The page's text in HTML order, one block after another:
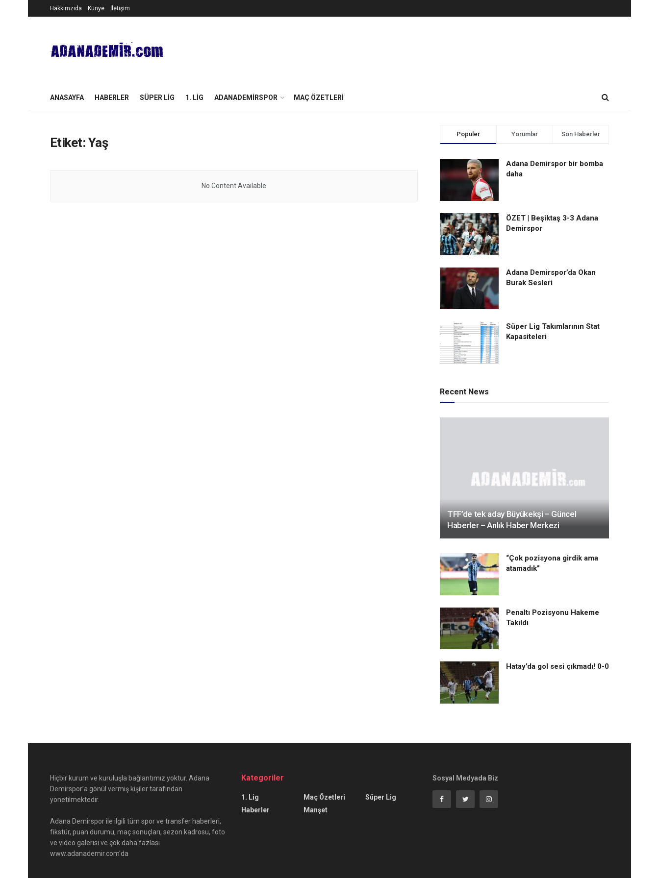
Hakkımzıda Künye İletişim
ANASAYFA HABERLER SÜPER LIG 1. LIG ADANADEMIRSPOR MAÇ ÖZETLERI
Etiket: Yaş
No Content Available
Popüler Yorumlar Son Haberler
Adana Demirspor bir bomba
daha
ÖZET | Beşiktaş 3-3 Adana
Demirspor
Adana Demirspor’da Okan
Burak Sesleri
Süper Lig Takımlarının Stat
Kapasiteleri
Recent News
TFF’de tek aday Büyükekşi – Güncel
Haberler – Anlık Haber Merkezi
“Çok pozisyona girdik ama
atamadık”
Penaltı Pozisyonu Hakeme
Takıldı
Hatay’da gol sesi çıkmadı! 0-0
Hiçbir kurum ve kuruluşla bağlantımız yoktur. Adana
Demirspor’a gönül vermiş kişiler tarafından
yönetilmektedir.
Adana Demirspor ile ilgili tüm spor ve transfer haberleri,
fikstür, puan durumu, maç sonuçları, sezon kadrosu, foto
ve video galerisi ve çok daha fazlası
www.adanademir.com'da
Kategoriler
1. Lig
Haberler
Maç Özetleri
Manşet
Süper Lig
Sosyal Medyada Biz